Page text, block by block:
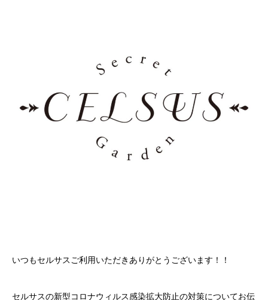
いつもセルサスご利用いただきありがとうございます！！
セルサスの新型コロナウィルス感染拡大防止の対策についてお伝